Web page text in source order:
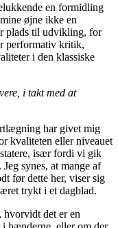
en formidling
øjne ikke en
plads til udvikling, for
performativ kritik,
i den klassiske
i takt med at
har givet mig
kvaliteten eller niveauet
især fordi vi gik
synes, at mange af
før dette her, viser sig
trykt i et dagblad.
det er en